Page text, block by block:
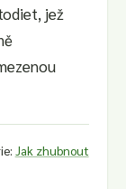
jež
Jak zhubnout